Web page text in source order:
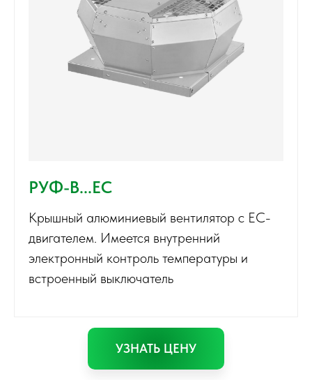
РУФ-В...EC
Крышный алюминиевый вентилятор с EC-
двигателем. Имеется внутренний
электронный контроль температуры и
встроенный выключатель
УЗНАТЬ ЦЕНУ